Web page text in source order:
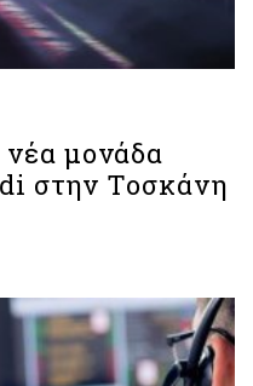
νέα μονάδα
στην Τοσκάνη